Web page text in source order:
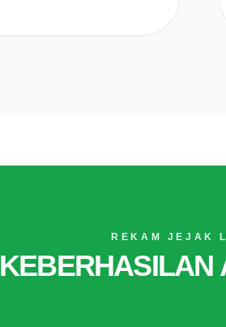
REKAM JEJAK
KEBERHASILAN